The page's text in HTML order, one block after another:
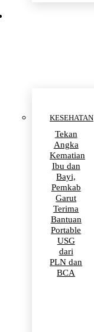
KESEHATAN
Tekan
Angka
Kematian
Ibu dan
Bayi,
Pemkab
Garut
Terima
Bantuan
Portable
USG
dari
PLN dan
BCA